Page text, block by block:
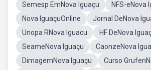
Semesp EmNova Iguaçu
NFS-eNova
Nova IguaçuOnline
Jornal DeNova
Unopa RNova Iguacu
HF DeNova
SeameNova Iguaçu
CaonzeNova
DimagemNova Iguaçu
Curso